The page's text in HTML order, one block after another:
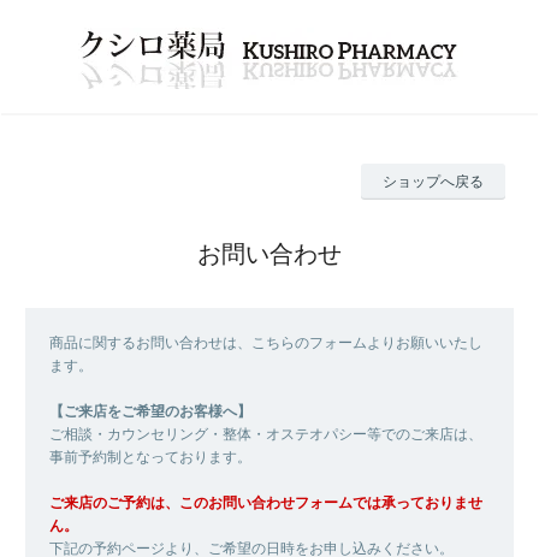
ショップへ戻る
お問い合わせ
商品に関するお問い合わせは、こちらのフォームよりお願いいたし
ます。
【ご来店をご希望のお客様へ】
ご相談・カウンセリング・整体・オステオパシー等でのご来店は、
事前予約制となっております。
ご来店のご予約は、このお問い合わせフォームでは承っておりませ
ん。
下記の予約ページより、ご希望の日時をお申し込みください。